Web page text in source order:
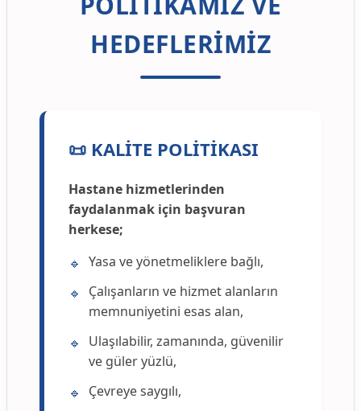
HEDEFLERİMİZ
📜 KALİTE POLİTİKASI
Hastane hizmetlerinden
faydalanmak için başvuran
herkese;
🔹 Yasa ve yönetmeliklere bağlı,
🔹
Çalışanların ve hizmet alanların
memnuniyetini esas alan,
🔹
Ulaşılabilir, zamanında, güvenilir
ve güler yüzlü,
🔹
Çevreye saygılı,